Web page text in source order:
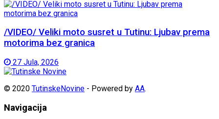
/VIDEO/ Veliki moto susret u Tutinu: Ljubav prema
motorima bez granica
27 Jula, 2026
© 2020 TutinskeNovine - Powered by AA.
Navigacija